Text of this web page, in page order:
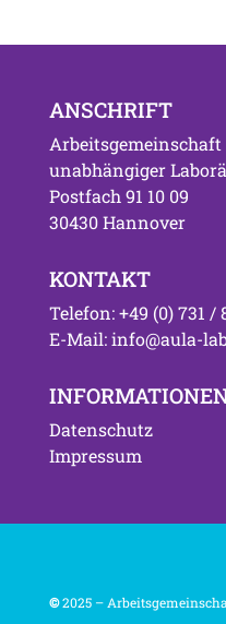
ANSCHRIFT
Arbeitsgemeinschaft
unabhängiger
Postfach 91 10 09
30430 Hannover
KONTAKT
Telefon: +49 (0) 731 /
E-Mail: info@aula-
Datenschutz
Impressum
©2025 –